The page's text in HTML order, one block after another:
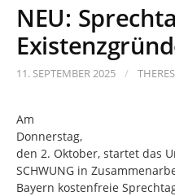
NEU:
11. SEPTEMBER 2025 /
Am
Donnerstag,
den 2. Oktober, startet das
SCHWUNG in
Bayern kostenfreie